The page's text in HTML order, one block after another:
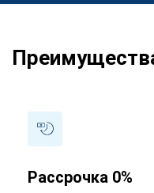
Рассрочка 0%